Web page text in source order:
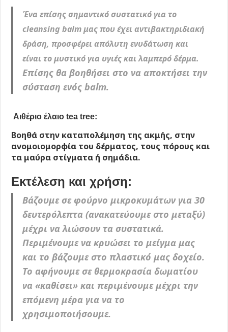
Ένα επίσης σημαντικό συστατικό για το
cleansing balm μας που έχει αντιβακτηριδιακή
δράση, προσφέρει απόλυτη ενυδάτωση και
είναι το μυστικό για υγιές και λαμπερό δέρμα.
Επίσης θα βοηθήσει στο να αποκτήσει την
σύσταση ενός balm.
Αιθέριο έλαιο tea tree:
Βοηθά στην καταπολέμηση της ακμής, στην
ανομοιομορφία του δέρματος, τους πόρους και
τα μαύρα στίγματα ή σημάδια.
Εκτέλεση και χρήση:
Βάζουμε σε φούρνο μικροκυμάτων για 30
δευτερόλεπτα (ανακατεύουμε στο μεταξύ)
μέχρι να λιώσουν τα συστατικά.
Περιμένουμε να κρυώσει το μείγμα μας
και το βάζουμε στο πλαστικό μας δοχείο.
Το αφήνουμε σε θερμοκρασία δωματίου
να «καθίσει» και περιμένουμε μέχρι την
επόμενη μέρα για να το
χρησιμοποιήσουμε.